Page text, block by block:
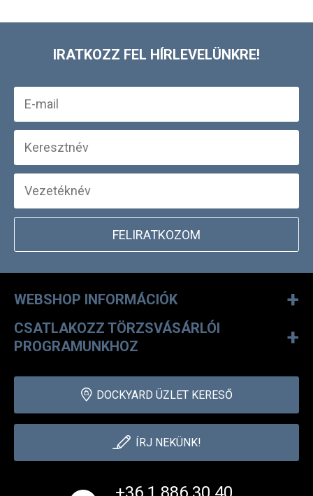
IRATKOZZ FEL HÍRLEVELÜNKRE!
FELIRATKOZOM
WEBSHOP INFORMÁCIÓK +
CSATLAKOZZ TÖRZSVÁSÁRLÓI
PROGRAMUNKHOZ
+
DOCKYARD ÜZLET KERESŐ
ÍRJ NEKÜNK!